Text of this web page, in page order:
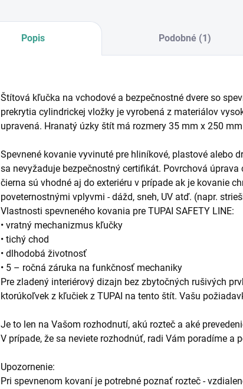
Popis Podobné (1)
Štítová kľučka na vchodové a bezpečnostné dvere so
prekrytia cylindrickej vložky je vyrobená z materiálov
upravená. Hranatý úzky štít má rozmery 35 mm x 250
Spevnené kovanie vyvinuté pre hliníkové, plastové alebo
sa nevyžaduje bezpečnostný certifikát. Povrchová úprava
čierna sú vhodné aj do exteriéru v prípade ak je kovanie
poveternostnými vplyvmi - dážd, sneh, UV atď. (napr.
Vlastnosti spevneného kovania pre TUPAI SAFETY LINE:
• vratný mechanizmus kľučky
• tichý chod
• dlhodobá životnosť
• 5 – ročná záruka na funkčnosť mechaniky
Pre zladený interiérový dizajn bez zbytočných rušivých
ktorúkoľvek z kľučiek z TUPAI na tento štít. Vašu
Je to len na Vašom rozhodnutí, akú rozteč a aké
V prípade, že sa neviete rozhodnúť, radi Vám poradíme a
Upozornenie:
Pri spevnenom kovaní je potrebné poznať rozteč -